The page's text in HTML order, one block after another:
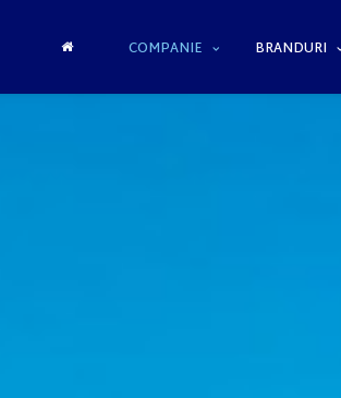
COMPANIE BRANDURI